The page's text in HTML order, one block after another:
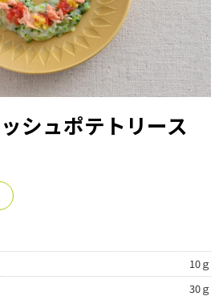
シュポテトリース
10ｇ
30ｇ